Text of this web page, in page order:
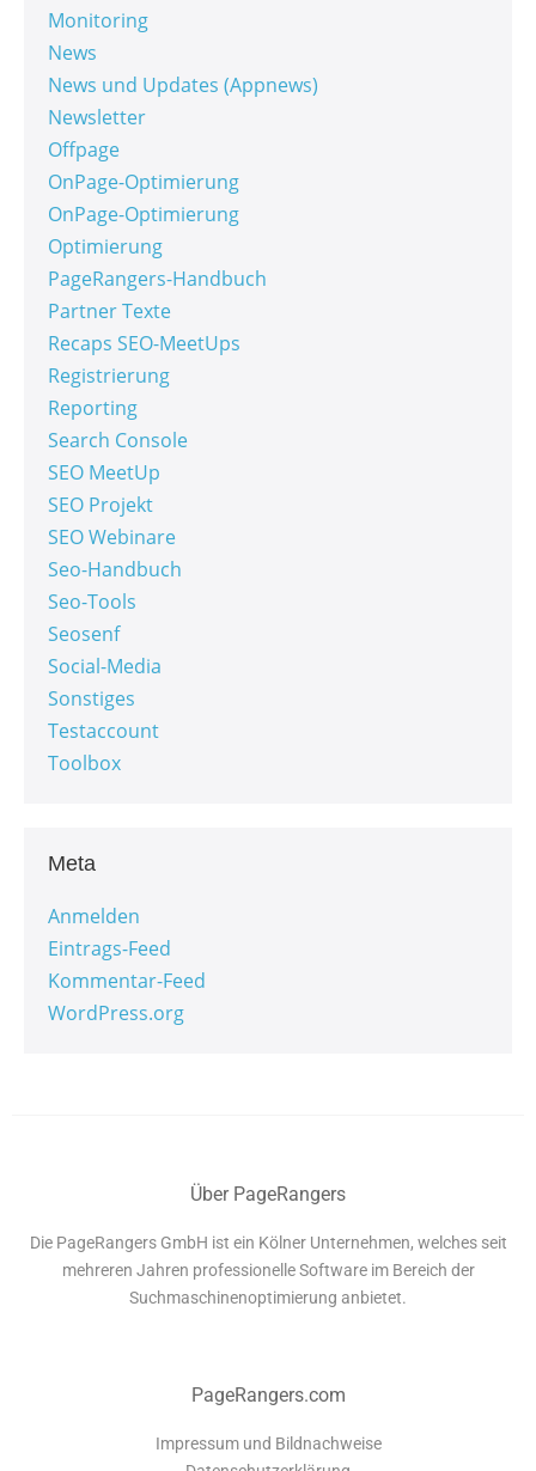
Monitoring
News
News und Updates (Appnews)
Newsletter
Offpage
OnPage-Optimierung
OnPage-Optimierung
Optimierung
PageRangers-Handbuch
Partner Texte
Recaps SEO-MeetUps
Registrierung
Reporting
Search Console
SEO MeetUp
SEO Projekt
SEO Webinare
Seo-Handbuch
Seo-Tools
Seosenf
Social-Media
Sonstiges
Testaccount
Toolbox
Meta
Anmelden
Eintrags-Feed
Kommentar-Feed
WordPress.org
Über PageRangers
Die PageRangers GmbH ist ein Kölner Unternehmen, welches seit
mehreren Jahren professionelle Software im Bereich der
Suchmaschinenoptimierung anbietet.
PageRangers.com
Impressum und Bildnachweise